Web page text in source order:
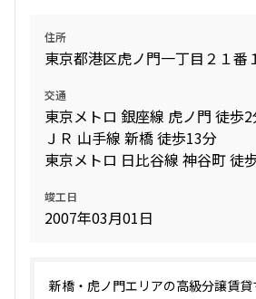
住所
東京都港区虎ノ門一丁目２１番
交通
東京メトロ 銀座線 虎ノ門 徒歩
ＪＲ 山手線 新橋 徒歩13分
東京メトロ 日比谷線 神谷町 徒
竣工日
2007年03月01日
新橋・虎ノ門エリアの高級分譲賃